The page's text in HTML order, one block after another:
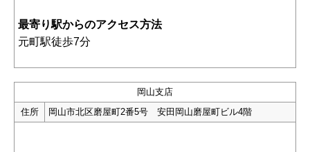
最寄り駅からのアクセス方法
元町駅徒歩7分
岡山支店
住所
岡山市北区磨屋町2番5号 安田岡山磨屋町ビル4階